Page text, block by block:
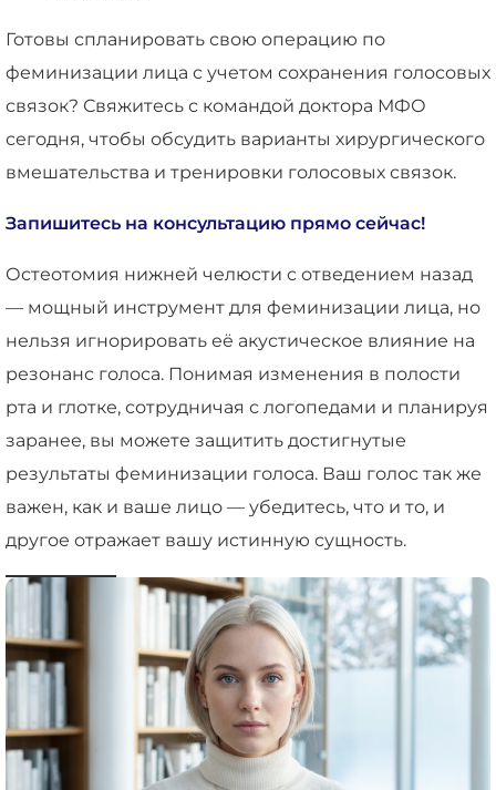
Готовы спланировать свою операцию по
феминизации лица с учетом сохранения голосовых
связок? Свяжитесь с командой доктора МФО
сегодня, чтобы обсудить варианты хирургического
вмешательства и тренировки голосовых связок.
Запишитесь на консультацию прямо сейчас!
Остеотомия нижней челюсти с отведением назад
— мощный инструмент для феминизации лица, но
нельзя игнорировать её акустическое влияние на
резонанс голоса. Понимая изменения в полости
рта и глотке, сотрудничая с логопедами и планируя
заранее, вы можете защитить достигнутые
результаты феминизации голоса. Ваш голос так же
важен, как и ваше лицо — убедитесь, что и то, и
другое отражает вашу истинную сущность.